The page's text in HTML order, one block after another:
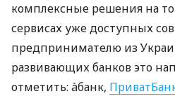
комплексные решения на
сервисах уже доступных
предпринимателю из
развивающих банков это
отметить: àбанк,